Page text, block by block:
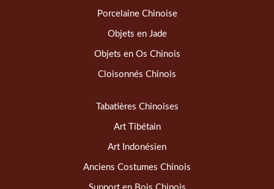
Porcelaine Chinoise
Objets en Jade
Objets en Os Chinois
Cloisonnés Chinois
Tabatières Chinoises
Art Tibétain
Art Indonésien
Anciens Costumes Chinois